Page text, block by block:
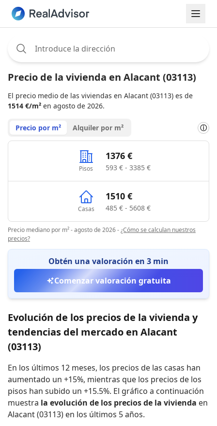
Precio de la vivienda en Alacant (03113)
El precio medio de las viviendas en Alacant (03113) es de
1514 €/m² en agosto de 2026.
Precio por m² Alquiler por m² ⓘ
Pisos
1376 €
593 € - 3385 €
Casas
1510 €
485 € - 5608 €
Precio mediano por m² - agosto de 2026-¿Cómo se calculan nuestros
precios?
Obtén una valoración en 3 min
Comenzar valoración gratuita
Evolución de los precios de la vivienda y
tendencias del mercado en Alacant
(03113)
En los últimos 12 meses, los precios de las casas han
aumentado un +15%, mientras que los precios de los
pisos han subido un +15.5%. El gráfico a continuación
muestra la evolución de los precios de la vivienda en
Alacant (03113) en los últimos 5 años.